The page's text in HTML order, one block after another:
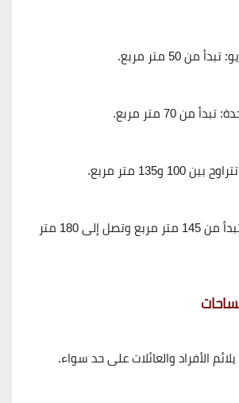
تبدأ من 50 متر مربع.
تبدأ من 70 متر مربع.
تتراوح بين 100 و135 متر مربع.
تبدأ من 145 متر مربع وتصل إلى 180 متر
الأفراد والعائلاتعلى حد سواء.